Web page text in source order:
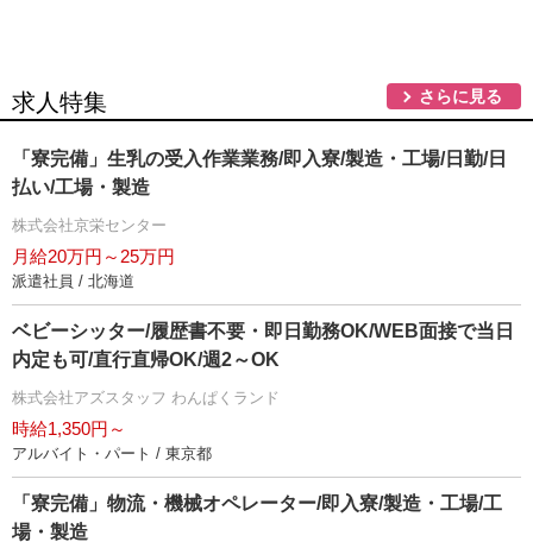
求人特集 さらに見る
「寮完備」生乳の受入作業業務/即入寮/製造・工場/日勤/日
払い/工場・製造
株式会社京栄センター
月給20万円～25万円
派遣社員 / 北海道
ベビーシッター/履歴書不要・即日勤務OK/WEB面接で当日
内定も可/直行直帰OK/週2～OK
株式会社アズスタッフ わんぱくランド
時給1,350円～
アルバイト・パート / 東京都
「寮完備」物流・機械オペレーター/即入寮/製造・工場/工
場・製造